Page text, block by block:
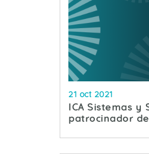
21 oct 2021
ICA Sistemas y
patrocinador de